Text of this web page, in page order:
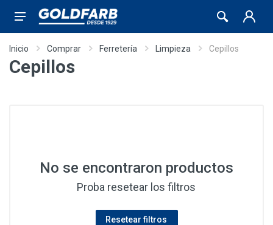
Inicio Comprar Ferretería Limpieza Cepillos
Cepillos
No se encontraron productos
Proba resetear los filtros
Resetear filtros